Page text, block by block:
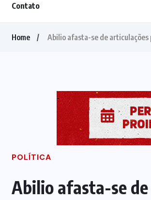
Contato
Home Abilio afasta-se de articulações
POLÍTICA
Abilio afasta-se